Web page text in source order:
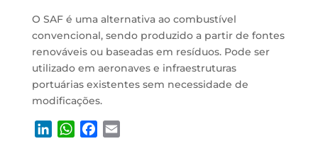
O SAF é uma alternativa ao combustível
convencional, sendo produzido a partir de fontes
renováveis ou baseadas em resíduos. Pode ser
utilizado em aeronaves e infraestruturas
portuárias existentes sem necessidade de
modificações.
W